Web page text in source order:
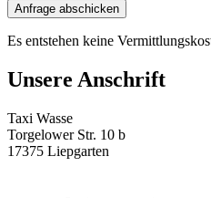
Anfrage abschicken
Es entstehen keine
Unsere Anschrift
Taxi Wasse
Torgelower Str. 10 b
17375 Liepgarten